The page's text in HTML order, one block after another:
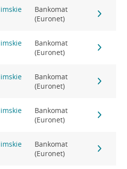
Bankomat
(Euronet)
Bankomat
(Euronet)
Bankomat
(Euronet)
Bankomat
(Euronet)
Bankomat
(Euronet)